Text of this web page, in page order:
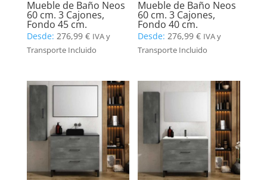
Mueble de Baño Neos
60 cm. 3 Cajones,
Fondo 45 cm.
Desde: 276,99 € IVA y
Transporte Incluido
Mueble de Baño Neos
60 cm. 3 Cajones,
Fondo 40 cm.
Desde: 276,99€ IVA y
Transporte Incluido